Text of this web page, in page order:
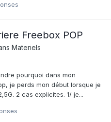
Freebox POP
Materiels
pourquoi dans mon
je perds mon début lorsque je
2 cas explicites. 1/ je...